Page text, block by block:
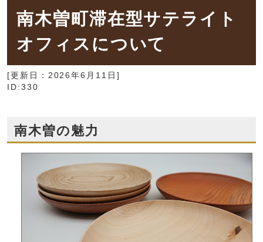
南木曽町滞在型サテライト
オフィスについて
[更新日： 2026年6月11日 ]
ID:330
南木曽の魅力